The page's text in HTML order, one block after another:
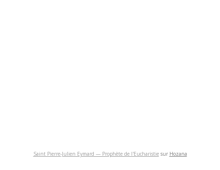
Saint Pierre-Julien Eymard — Prophète de l'Eucharistiesur Hozana